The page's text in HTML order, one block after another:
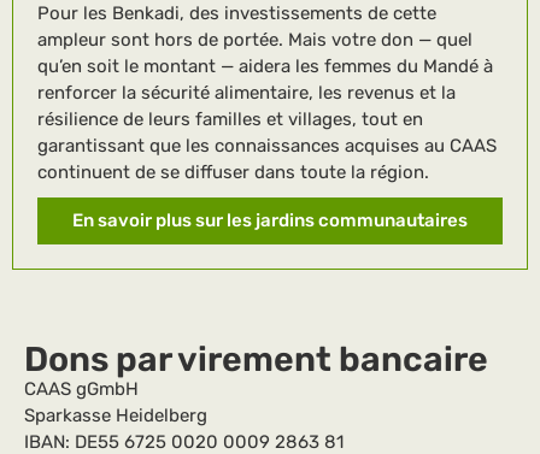
Pour les Benkadi, des investissements de cette
ampleur sont hors de portée. Mais votre don — quel
qu’en soit le montant — aidera les femmes du Mandé à
renforcer la sécurité alimentaire, les revenus et la
résilience de leurs familles et villages, tout en
garantissant que les connaissances acquises au CAAS
continuent de se diffuser dans toute la région.
En savoir plus sur les jardins communautaires
Dons par virement bancaire
CAAS gGmbH
Sparkasse Heidelberg
IBAN: DE55 6725 0020 0009 2863 81